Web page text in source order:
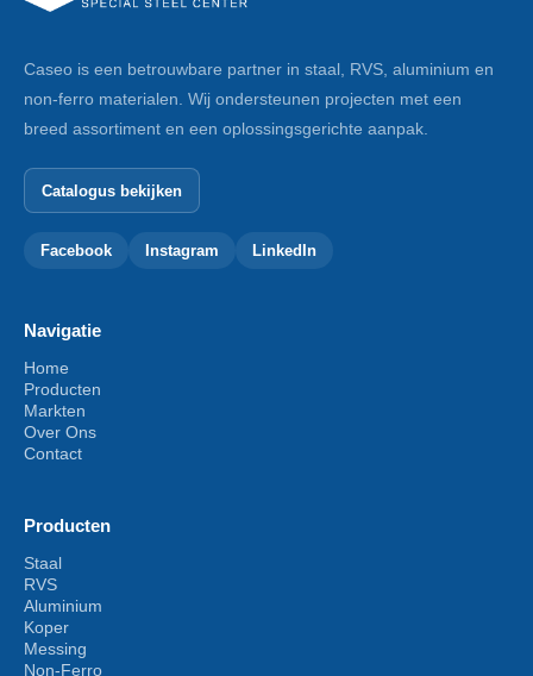
Caseo is een betrouwbare partner in staal, RVS, aluminium en
non-ferro materialen. Wij ondersteunen projecten met een
breed assortiment en een oplossingsgerichte aanpak.
Catalogus bekijken
Facebook Instagram LinkedIn
Navigatie
Home
Producten
Markten
Over Ons
Contact
Producten
Staal
RVS
Aluminium
Koper
Messing
Non-Ferro